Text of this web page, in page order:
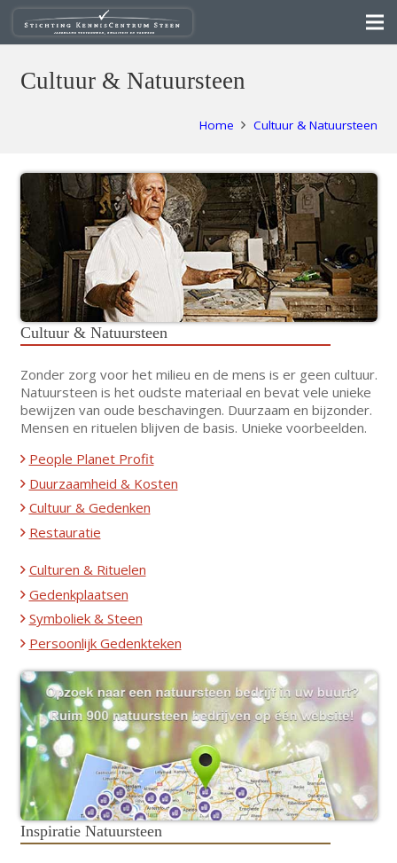
Cultuur & Natuursteen
Home Cultuur & Natuursteen
Cultuur & Natuursteen
Zonder zorg voor het milieu en de mens is er geen cultuur.
Natuursteen is het oudste materiaal en bevat vele unieke
bewijzen van oude beschavingen. Duurzaam en bijzonder.
Mensen en rituelen blijven de basis. Unieke voorbeelden.
People Planet Profit
Duurzaamheid & Kosten
Cultuur & Gedenken
Restauratie
Culturen & Rituelen
Gedenkplaatsen
Symboliek & Steen
Persoonlijk Gedenkteken
Inspiratie Natuursteen